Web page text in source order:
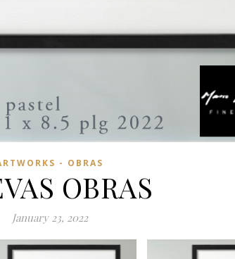
- OBRAS
OBRAS
January 23, 2022